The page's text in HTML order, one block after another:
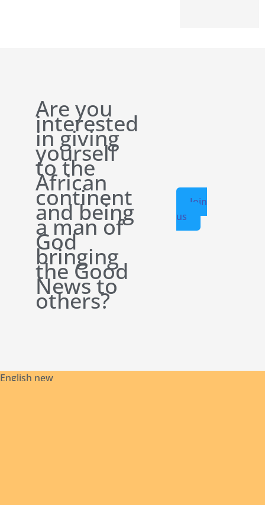
Are you
interested
in giving
yourself
to the
African
continent
and being
a man of
God
bringing
the Good
News to
others?
Join
us
English new